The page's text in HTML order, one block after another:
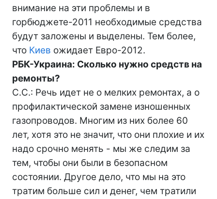
внимание на эти проблемы и в
горбюджете-2011 необходимые средства
будут заложены и выделены. Тем более,
что Киев ожидает Евро-2012.
РБК-Украина: Сколько нужно средств на
ремонты?
С.С.: Речь идет не о мелких ремонтах, а о
профилактической замене изношенных
газопроводов. Многим из них более 60
лет, хотя это не значит, что они плохие и их
надо срочно менять - мы же следим за
тем, чтобы они были в безопасном
состоянии. Другое дело, что мы на это
тратим больше сил и денег, чем тратили